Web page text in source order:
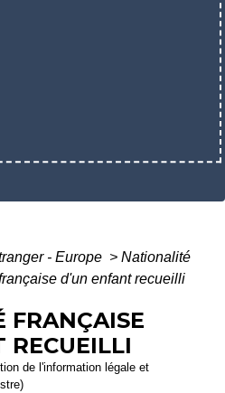
- Europe > Nationalité
d'un enfant recueilli
FRANÇAISE
RECUEILLI
de l'information légale et